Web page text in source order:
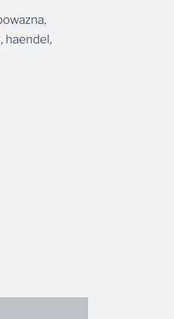
haendel,